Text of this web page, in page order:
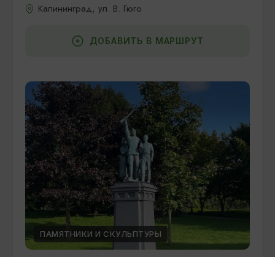
Калининград, ул. В. Гюго
ДОБАВИТЬ В МАРШРУТ
ПАМЯТНИКИ И СКУЛЬПТУРЫ